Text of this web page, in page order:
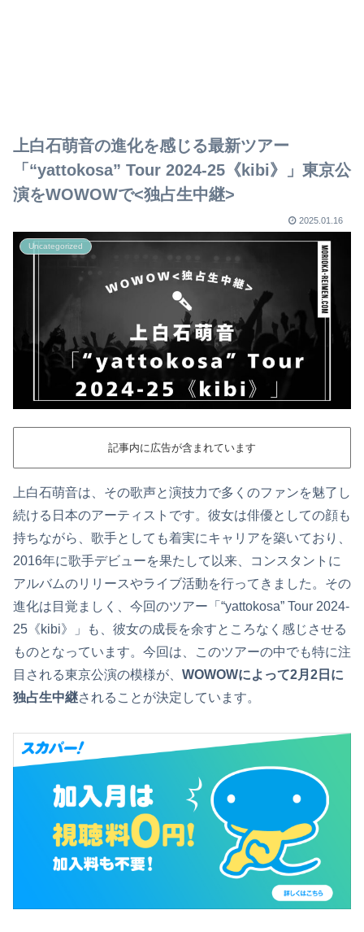
上白石萌音の進化を感じる最新ツアー
「“yattokosa” Tour 2024-25《kibi》」東京公
演をWOWOWで<独占生中継>
2025.01.16
Uncategorized
記事内に広告が含まれています
上白石萌音は、その歌声と演技力で多くのファンを魅了し
続ける日本のアーティストです。彼女は俳優としての顔も
持ちながら、歌手としても着実にキャリアを築いており、
2016年に歌手デビューを果たして以来、コンスタントに
アルバムのリリースやライブ活動を行ってきました。その
進化は目覚ましく、今回のツアー「“yattokosa” Tour 2024-
25《kibi》」も、彼女の成長を余すところなく感じさせる
ものとなっています。今回は、このツアーの中でも特に注
目される東京公演の模様が、 WOWOWによって2月2日に
独占生中継されることが決定しています。